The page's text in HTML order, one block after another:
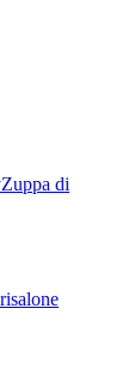
Zuppa di